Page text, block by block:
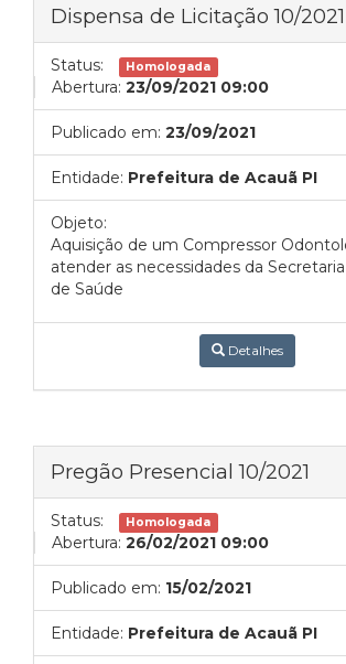
Dispensa de Licitação 10/2021
Status: Homologada
Abertura: 23/09/2021 09:00
Publicado em: 23/09/2021
Entidade: Prefeitura de Acauã PI
Objeto:
Aquisição de um Compressor
atender as necessidades da
de Saúde
Detalhes
Pregão Presencial 10/2021
Status: Homologada
Abertura: 26/02/2021 09:00
Publicado em: 15/02/2021
Entidade: Prefeitura de Acauã PI